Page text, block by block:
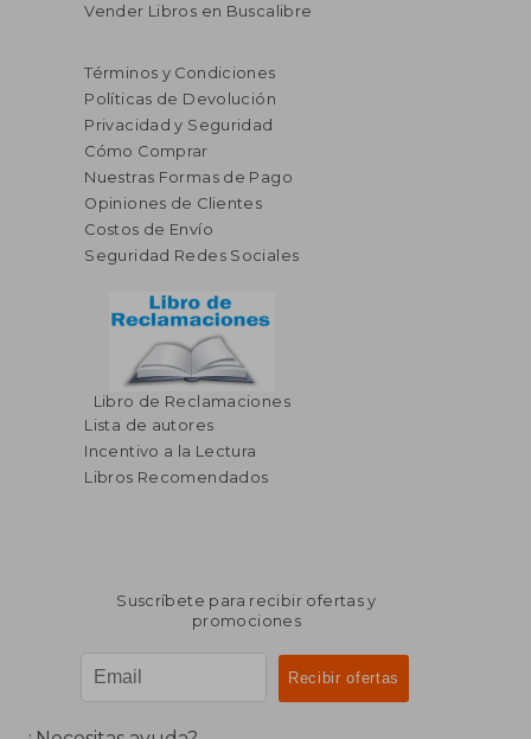
Vender Libros en Buscalibre
Términos y Condiciones
Políticas de Devolución
Privacidad y Seguridad
Cómo Comprar
Nuestras Formas de Pago
Opiniones de Clientes
Costos de Envío
Seguridad Redes Sociales
Libro de Reclamaciones
Lista de autores
Incentivo a la Lectura
Libros Recomendados
Suscríbete para recibir ofertas y
promociones